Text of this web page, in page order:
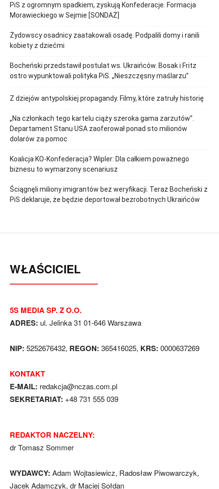
PiS z ogromnym spadkiem, zyskują Konfederacje. Formacja
Morawieckiego w Sejmie [SONDAŻ]
Żydowscy osadnicy zaatakowali osadę. Podpalili domy i ranili
kobiety z dziećmi
Bocheński przedstawił postulat ws. Ukraińców. Bosak i Fritz
ostro wypunktowali polityka PiS. „Nieszczęsny maślarzu”
Z dziejów antypolskiej propagandy. Filmy, które zatruły historię
„Na członkach tego kartelu ciąży szeroka gama zarzutów”.
Departament Stanu USA zaoferował ponad sto milionów
dolarów za pomoc
Koalicja KO-Konfederacja? Wipler: Dla całkiem poważnego
biznesu to wymarzony scenariusz
Ściągnęli miliony imigrantów bez weryfikacji. Teraz Bocheński z
PiS deklaruje, że będzie deportował bezrobotnych Ukraińców
WŁAŚCICIEL
5S MEDIA SP. Z O.O.
ADRES: ul. Jelinka 31 01-646 Warszawa
NIP: 5252676432, REGON: 365416025, KRS: 0000637269
KONTAKT
E-MAIL: redakcja@nczas.com.pl
SEKRETARIAT: +48 731 555 039
REDAKTOR NACZELNY:
dr Tomasz Sommer
WYDAWCY: Adam Wojtasiewicz, Radosław Piwowarczyk,
Jacek Adamczyk, dr Maciej Sołdan